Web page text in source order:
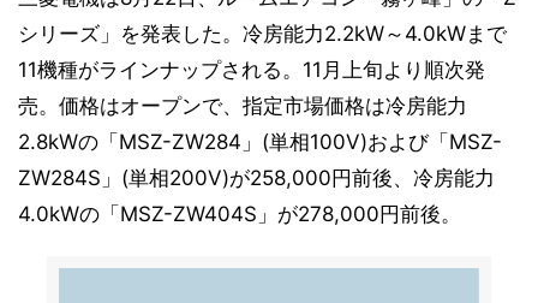
シリーズ」を発表した。冷房能力2.2kW～4.0kWまで
11機種がラインナップされる。11月上旬より順次発
売。価格はオープンで、指定市場価格は冷房能力
2.8kWの「MSZ-ZW284」(単相100V)および「MSZ-
ZW284S」(単相200V)が258,000円前後、冷房能力
4.0kWの「MSZ-ZW404S」が278,000円前後。